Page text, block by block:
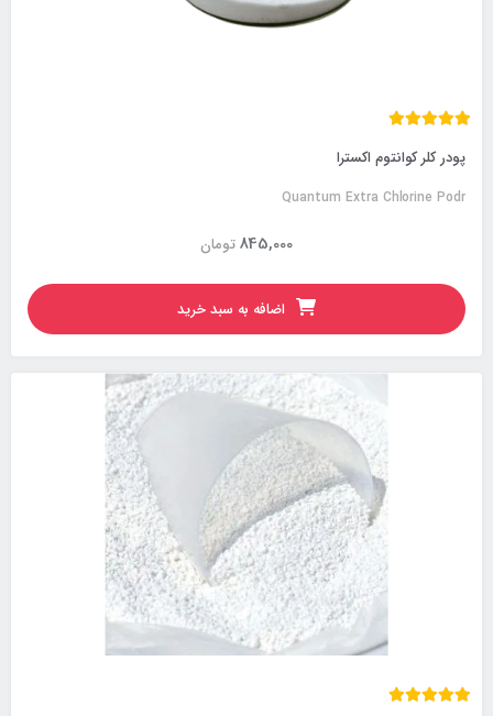
پودر کلر کوانتوم اکسترا
Quantum Extra Chlorine Podr
تومان845,000
اضافه به سبد خرید